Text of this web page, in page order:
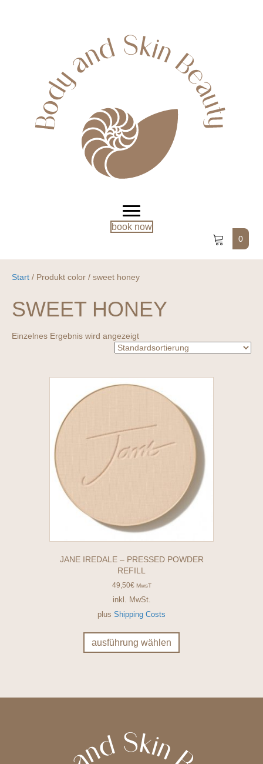
book now
0
Start / Produkt color / sweet honey
SWEET HONEY
Einzelnes Ergebnis wird angezeigt
JANE IREDALE – PRESSED POWDER
REFILL
49,50€ MwsT
inkl. MwSt.
plus Shipping Costs
ausführung wählen
weist
Die
Produktseite